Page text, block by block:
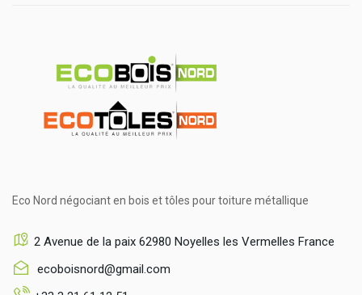
Eco Nord négociant en bois et tôles pour toiture métallique
2 Avenue de la paix 62980 Noyelles les Vermelles France
ecoboisnord@gmail.com